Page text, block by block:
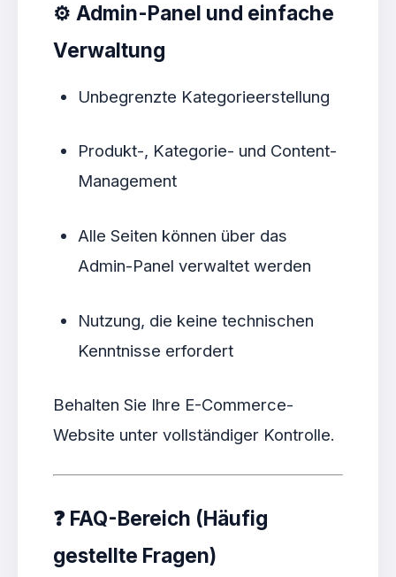
⚙️ Admin-Panel und einfache
Verwaltung
Unbegrenzte Kategorieerstellung
Produkt-, Kategorie- und Content-
Management
Alle Seiten können über das
Admin-Panel verwaltet werden
Nutzung, die keine technischen
Kenntnisse erfordert
Behalten Sie Ihre E-Commerce-
Website unter vollständiger Kontrolle.
❓ FAQ-Bereich (Häufig
gestellte Fragen)